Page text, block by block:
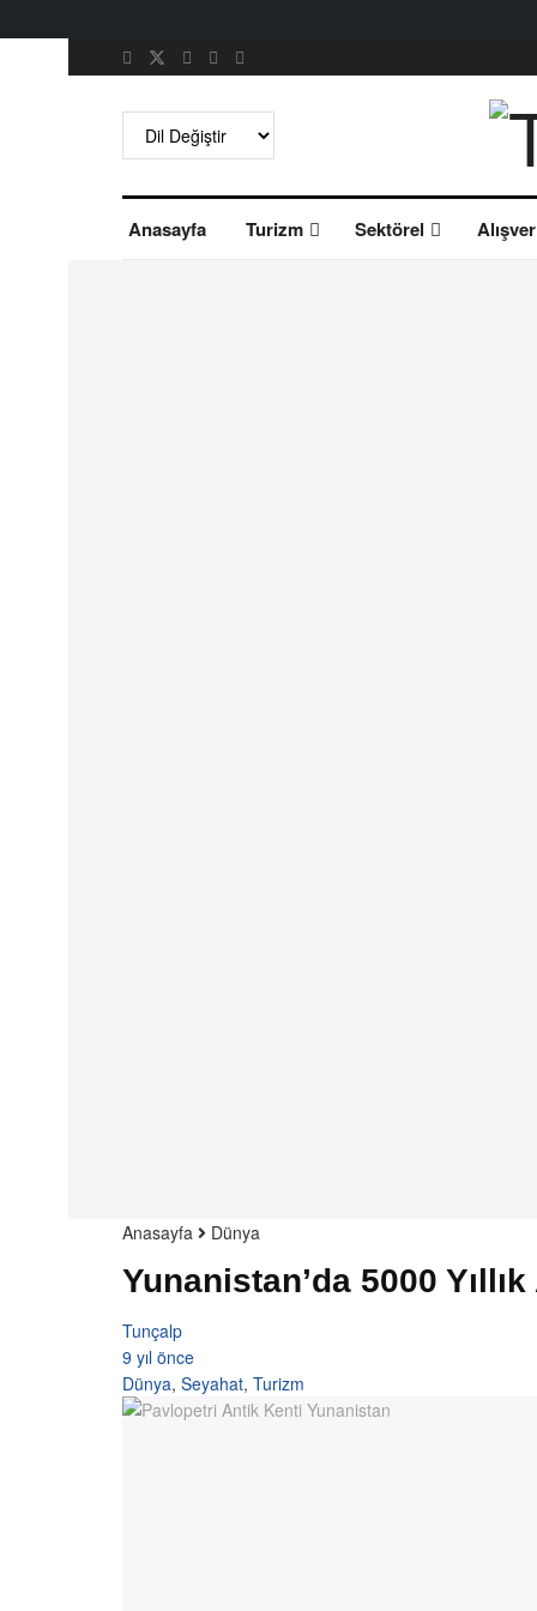
Anasayfa Turizm Sektörel
Anasayfa Dünya
Yunanistan’da 5000
Tunçalp
9 yıl önce
Dünya, Seyahat, Turizm